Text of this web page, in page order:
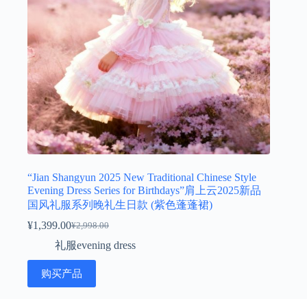
“Jian Shangyun 2025 New Traditional Chinese Style
Evening Dress Series for Birthdays”肩上云2025新品
国风礼服系列晚礼生日款 (紫色蓬蓬裙)
¥2,998.00
原
价
为：
¥2,998.00。
¥1,399.00当
前
价
格
为：
礼服evening dress
购买产品